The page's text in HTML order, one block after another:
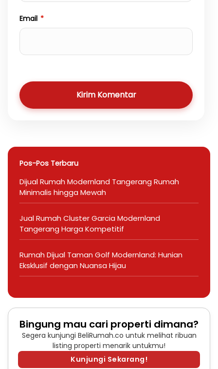
Email *
Kirim Komentar
Pos-Pos Terbaru
Dijual Rumah Modernland Tangerang Rumah
Minimalis hingga Mewah
Jual Rumah Cluster Garcia Modernland
Tangerang Harga Kompetitif
Rumah Dijual Taman Golf Modernland: Hunian
Eksklusif dengan Nuansa Hijau
Bingung mau cari properti dimana?
Segera kunjungi BeliRumah.co untuk melihat ribuan
listing properti menarik untukmu!
Kunjungi Sekarang!